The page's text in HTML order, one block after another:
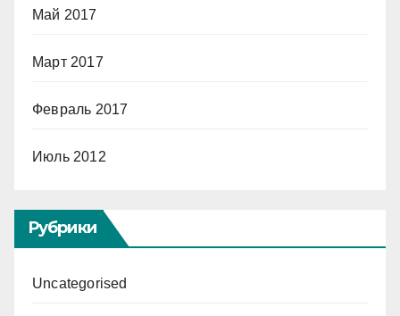
Май 2017
Март 2017
Февраль 2017
Июль 2012
Рубрики
Uncategorised